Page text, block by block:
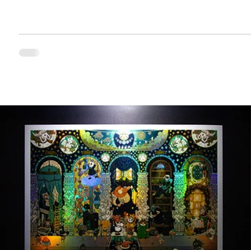
localizado y barniz brillante. En este
explicamos su proceso, consejos de